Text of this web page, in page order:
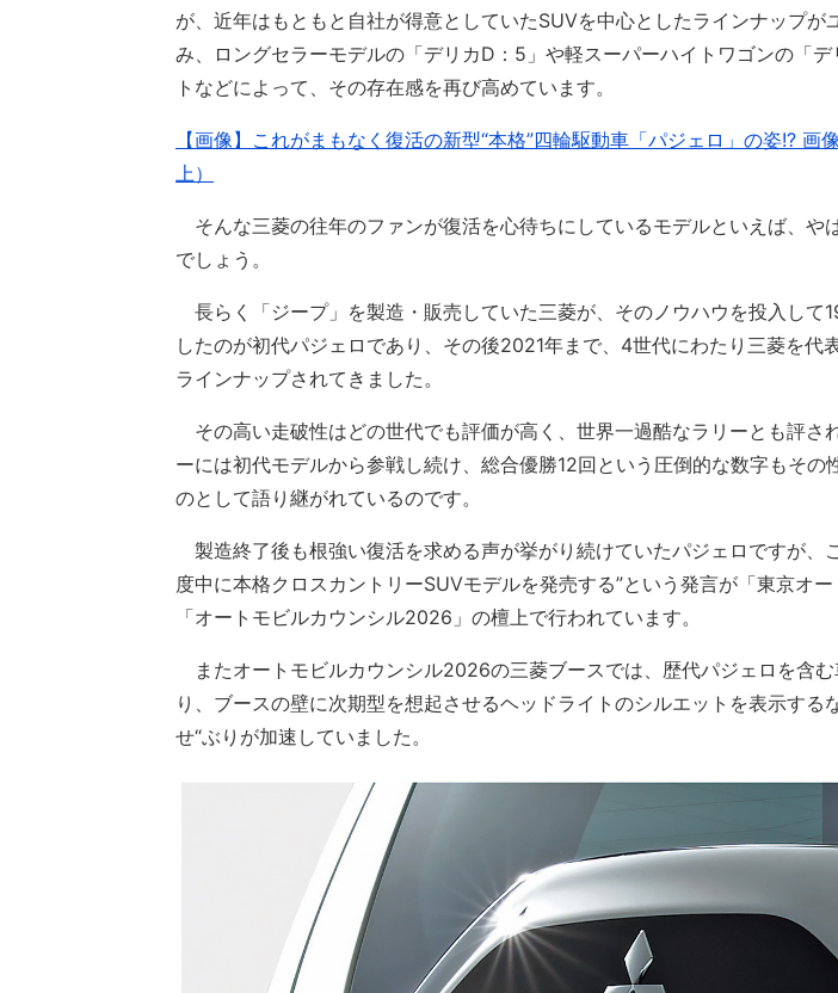
が、近年はもともと自社が得意としていたSUVを中心としたラインナップが
み、ロングセラーモデルの「デリカD：5」や軽スーパーハイトワゴンの「デ
トなどによって、その存在感を再び高めています。
【画像】これがまもなく復活の新型“本格”四輪駆動車「パジェロ」の姿!? 画
上）
そんな三菱の往年のファンが復活を心待ちにしているモデルといえば、や
でしょう。
長らく「ジープ」を製造・販売していた三菱が、そのノウハウを投入して
したのが初代パジェロであり、その後2021年まで、4世代にわたり三菱を代
ラインナップされてきました。
その高い走破性はどの世代でも評価が高く、世界一過酷なラリーとも評さ
ーには初代モデルから参戦し続け、総合優勝12回という圧倒的な数字もその
のとして語り継がれているのです。
製造終了後も根強い復活を求める声が挙がり続けていたパジェロですが、
度中に本格クロスカントリーSUVモデルを発売する”という発言が「東京オ
「オートモビルカウンシル2026」の檀上で行われています。
またオートモビルカウンシル2026の三菱ブースでは、歴代パジェロを含む
り、ブースの壁に次期型を想起させるヘッドライトのシルエットを表示する
せ“ぶりが加速していました。